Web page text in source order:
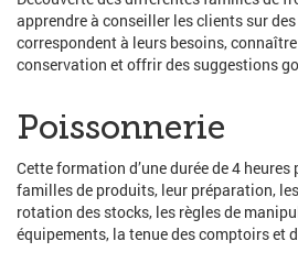
apprendre à conseiller les clients sur
correspondent à leurs besoins,
conservation et offrir des suggestions
Poissonnerie
Cette formation d’une durée de 4
familles de produits, leur préparation,
rotation des stocks, les règles de
équipements, la tenue des comptoirs et